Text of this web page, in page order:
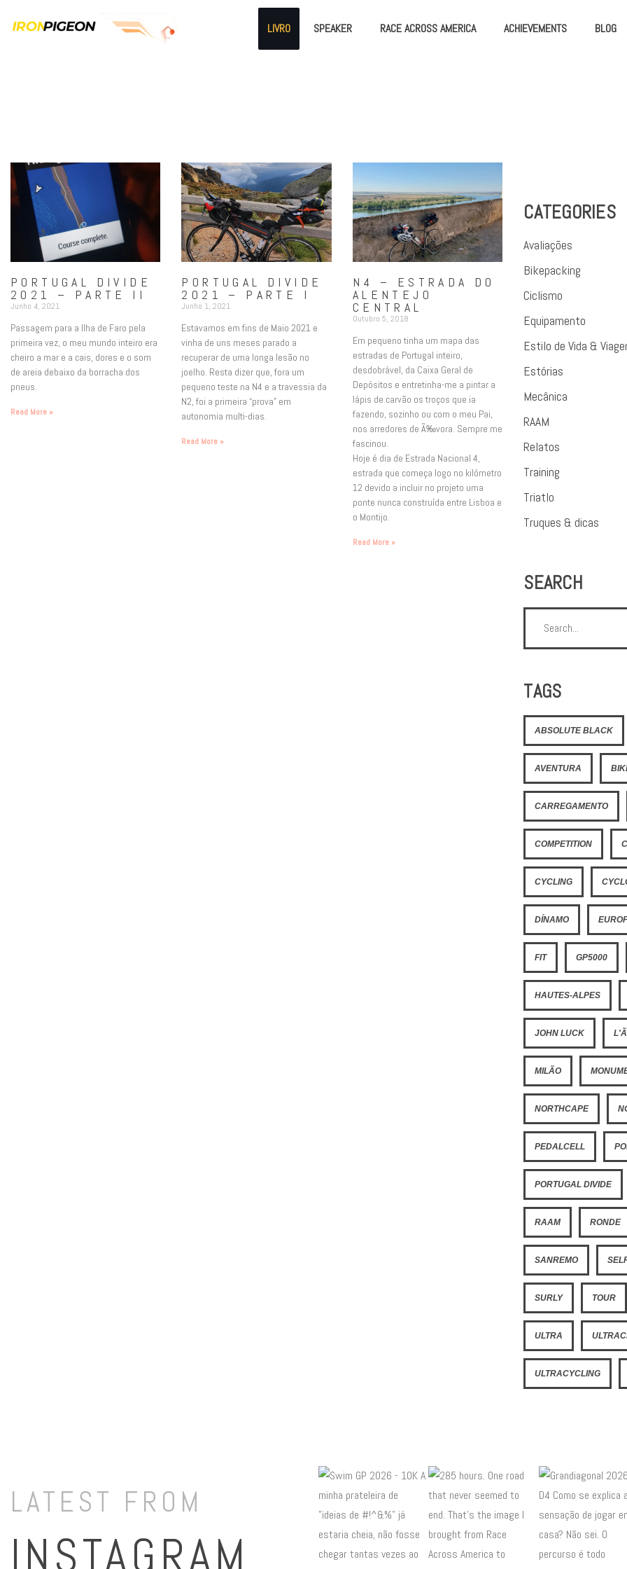
LIVRO SPEAKER RACE ACROSS AMERICA ACHIEVEMENTS BLOG
PORTUGAL DIVIDE
2021 – PARTE II
Junho 4, 2021
Passagem para a Ilha de Faro pela
primeira vez, o meu mundo inteiro era
cheiro a mar e a cais, dores e o som
de areia debaixo da borracha dos
pneus.
Read More »
PORTUGAL DIVIDE
2021 – PARTE I
Junho 1, 2021
Estavamos em fins de Maio 2021 e
vinha de uns meses parado a
recuperar de uma longa lesão no
joelho. Resta dizer que, fora um
pequeno teste na N4 e a travessia da
N2, foi a primeira “prova” em
autonomia multi-dias.
Read More »
N4 – ESTRADA DO
ALENTEJO
CENTRAL
Outubro 5, 2018
Em pequeno tinha um mapa das
estradas de Portugal inteiro,
desdobrável, da Caixa Geral de
Depósitos e entretinha-me a pintar a
lápis de carvão os troços que ia
fazendo, sozinho ou com o meu Pai,
nos arredores de Ã‰vora. Sempre me
fascinou.
Hoje é dia de Estrada Nacional 4,
estrada que começa logo no kilómetro
12 devido a incluir no projeto uma
ponte nunca construída entre Lisboa e
o Montijo.
Read More »
CATEGORIES
Avaliações
Bikepacking
Ciclismo
Equipamento
Estilo de Vida &
Estórias
Mecânica
RAAM
Relatos
Training
Triatlo
Truques & dicas
SEARCH
TAGS
ABSOLUTE BLACK
AVENTURA
CARREGAMENTO
COMPETITION
CYCLING
DÍNAMO
FIT GP5000
HAUTES-ALPES
JOHN LUCK
MILÃO
NORTHCAPE
PEDALCELL
PORTUGAL DIVIDE
RAAM RONDE
SANREMO
SURLY TOUR
ULTRA
ULTRACYCLING
LATEST FROM
INSTAGRAM